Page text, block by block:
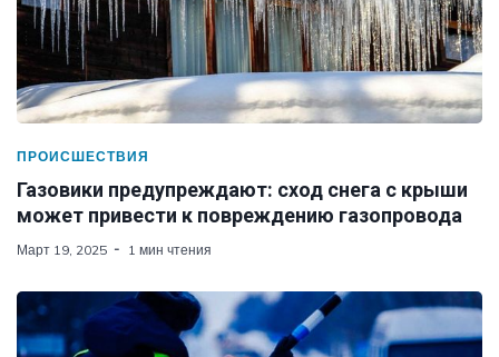
ПРОИСШЕСТВИЯ
Газовики предупреждают: сход снега с крыши
может привести к повреждению газопровода
Март 19, 2025 1 мин чтения